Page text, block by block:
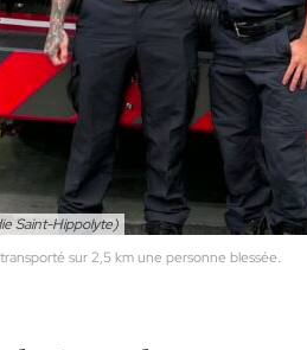
Saint-Hippolyte)
sur 2,5 km une personne blessée.